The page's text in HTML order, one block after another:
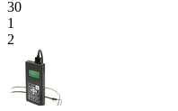
30
1
2